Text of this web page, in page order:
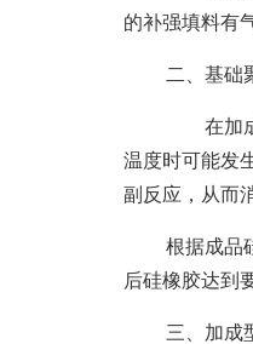
的补强填料有
二、基础
在加成
温度时可能发
副反应，从而
根据成品
后硅橡胶达到
三、 加成